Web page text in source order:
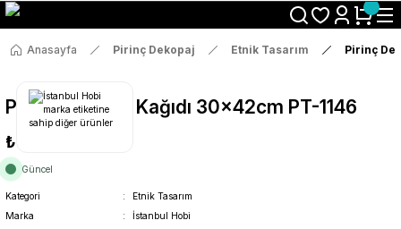
Size Özel "HG10" Koduyla Sepette Hemen %10 İndirimi Kaçırma
Anasayfa Pirinç Dekopaj Etnik Tasarım Pirinç
Pirinç Dekopaj Kağıdı 30x42cm PT-1146
₺36
Güncel
Kategori
Etnik Tasarım
Marka
İstanbul Hobi